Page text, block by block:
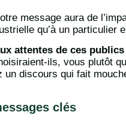
message aura de
qu’à un particulier
attentes de ces publics
ils, vous plutôt
un discours qui fait
clés